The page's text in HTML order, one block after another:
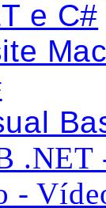
e C#
.NET
-